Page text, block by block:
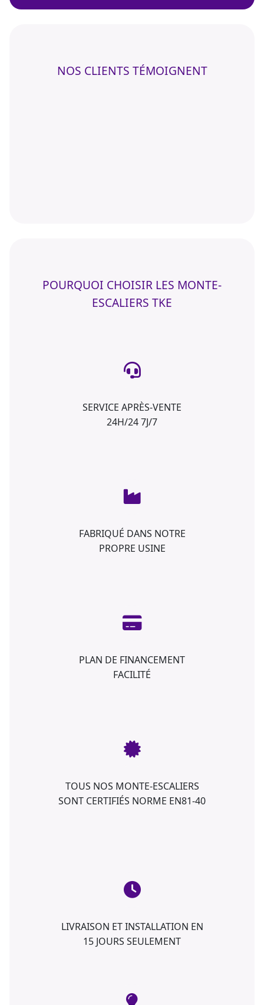
NOS CLIENTS TÉMOIGNENT
POURQUOI CHOISIR LES MONTE-
ESCALIERS TKE
SERVICE APRÈS-VENTE
24H/24 7J/7
FABRIQUÉ DANS NOTRE
PROPRE USINE
PLAN DE FINANCEMENT
FACILITÉ
TOUS NOS MONTE-ESCALIERS
SONT CERTIFIÉS NORME EN81-40
LIVRAISON ET INSTALLATION EN
15 JOURS SEULEMENT